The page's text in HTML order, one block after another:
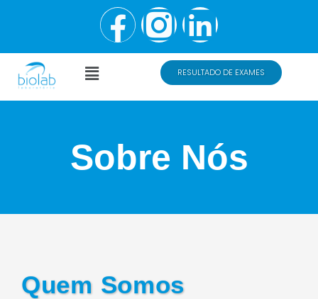
RESULTADO DE EXAMES
Sobre Nós
Quem Somos